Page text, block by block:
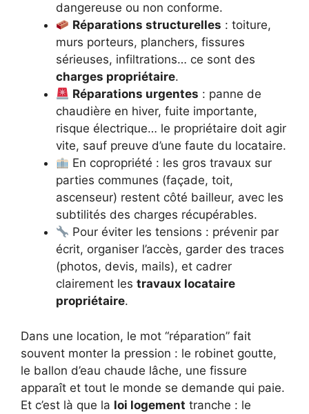
dangereuse ou non conforme.
Réparations structurelles : toiture,
murs porteurs, planchers, fissures
sérieuses, infiltrations… ce sont des
charges propriétaire.
Réparations urgentes : panne de
chaudière en hiver, fuite importante,
risque électrique… le propriétaire doit agir
vite, sauf preuve d’une faute du locataire.
En copropriété : les gros travaux sur
parties communes (façade, toit,
ascenseur) restent côté bailleur, avec les
subtilités des charges récupérables.
Pour éviter les tensions : prévenir par
écrit, organiser l’accès, garder des traces
(photos, devis, mails), et cadrer
clairement les travaux locataire
propriétaire.
Dans une location, le mot “réparation” fait
souvent monter la pression : le robinet goutte,
le ballon d’eau chaude lâche, une fissure
apparaît et tout le monde se demande qui paie.
Et c’est là que la loi logement tranche : le